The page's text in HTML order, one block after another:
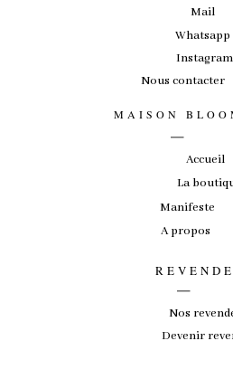
Mail
Whatsapp
Instagram
Nous contacter
_
Accueil
La
Manifeste
A propos
MAISON
_
Nos
Devenir